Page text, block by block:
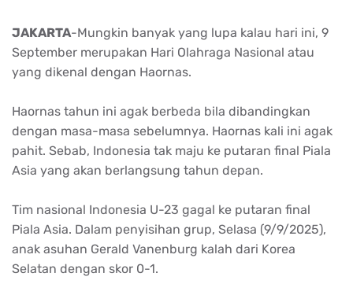
JAKARTA-Mungkin banyak yang lupa kalau hari ini, 9
September merupakan Hari Olahraga Nasional atau
yang dikenal dengan Haornas.
Haornas tahun ini agak berbeda bila dibandingkan
dengan masa-masa sebelumnya. Haornas kali ini agak
pahit. Sebab, Indonesia tak maju ke putaran final Piala
Asia yang akan berlangsung tahun depan.
Tim nasional Indonesia U-23 gagal ke putaran final
Piala Asia. Dalam penyisihan grup, Selasa (9/9/2025),
anak asuhan Gerald Vanenburg kalah dari Korea
Selatan dengan skor 0-1.